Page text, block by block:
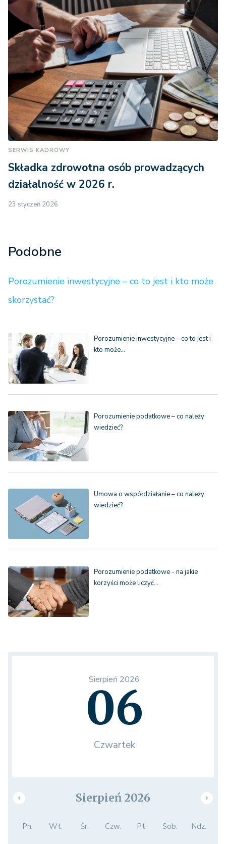
SERWIS KADROWY
Składka zdrowotna osób prowadzących
działalność w 2026 r.
23 styczeń 2026
Podobne
Porozumienie inwestycyjne – co to jest i kto może
skorzystać?
Porozumienie inwestycyjne – co to jest i
kto może…
Porozumienie podatkowe – co należy
wiedzieć?
Umowa o współdziałanie – co należy
wiedzieć?
Porozumienie podatkowe - na jakie
korzyści może liczyć…
Sierpień 2026
06
Czwartek
Sierpień 2026
Pn. Wt. Śr. Czw. Pt. Sob. Ndz.